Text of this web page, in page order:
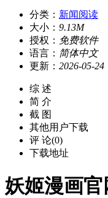
分类： 新闻阅读
大小： 9.13M
授权： 免费软件
语言： 简体中文
更新： 2026-05-24
综 述
简 介
截 图
其他用户下载
评 论(0)
下载地址
妖姬漫画